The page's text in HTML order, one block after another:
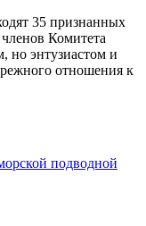
35 признанных
Комитета
но энтузиастом и
отношения к
подводной